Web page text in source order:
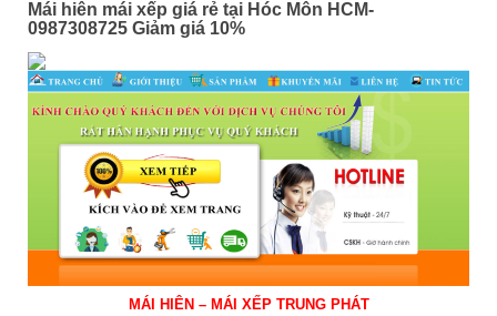
Mái hiên mái xếp giá rẻ tại Hóc Môn HCM-
0987308725 Giảm giá 10%
MÁI HIÊN – MÁI XẾP TRUNG PHÁT